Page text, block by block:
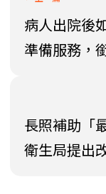
病人出院後
準備服務，
長照補助「
衛生局提出